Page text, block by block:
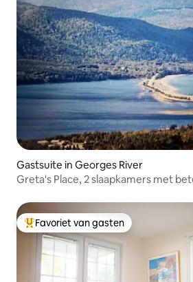
Gastsuite in Georges River
Greta's Place, 2 slaapkamers met
Topfavoriet van gasten
Favoriet van gasten